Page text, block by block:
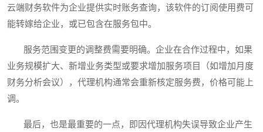
云端财务软件为企业提供实时账务查询，该软件的订阅使用费可
能转嫁给企业，或已包含在服务包中。
服务范围变更的调整费需要明确。企业在合作过程中，如果
业务规模扩大、新增业务类型或要求增加服务项目（如增加月度
财务分析会议），代理机构通常会重新核定服务费，价格可能上
调。
最后，也是最重要的一点，即因代理机构失误导致企业产生